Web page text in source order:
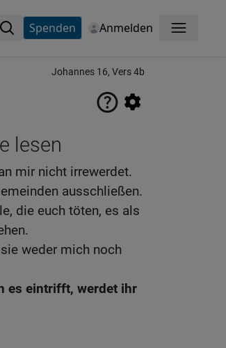
Spenden Anmelden Menü
Johannes 16, Vers 4b
lesen
mir nicht irrewerdet.
ausschließen.
die euch töten, es als
weder mich noch
es eintrifft, werdet ihr